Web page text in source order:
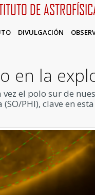
DE
DIVULGACIÓN
en la
el polo sur de
PHI), clave en